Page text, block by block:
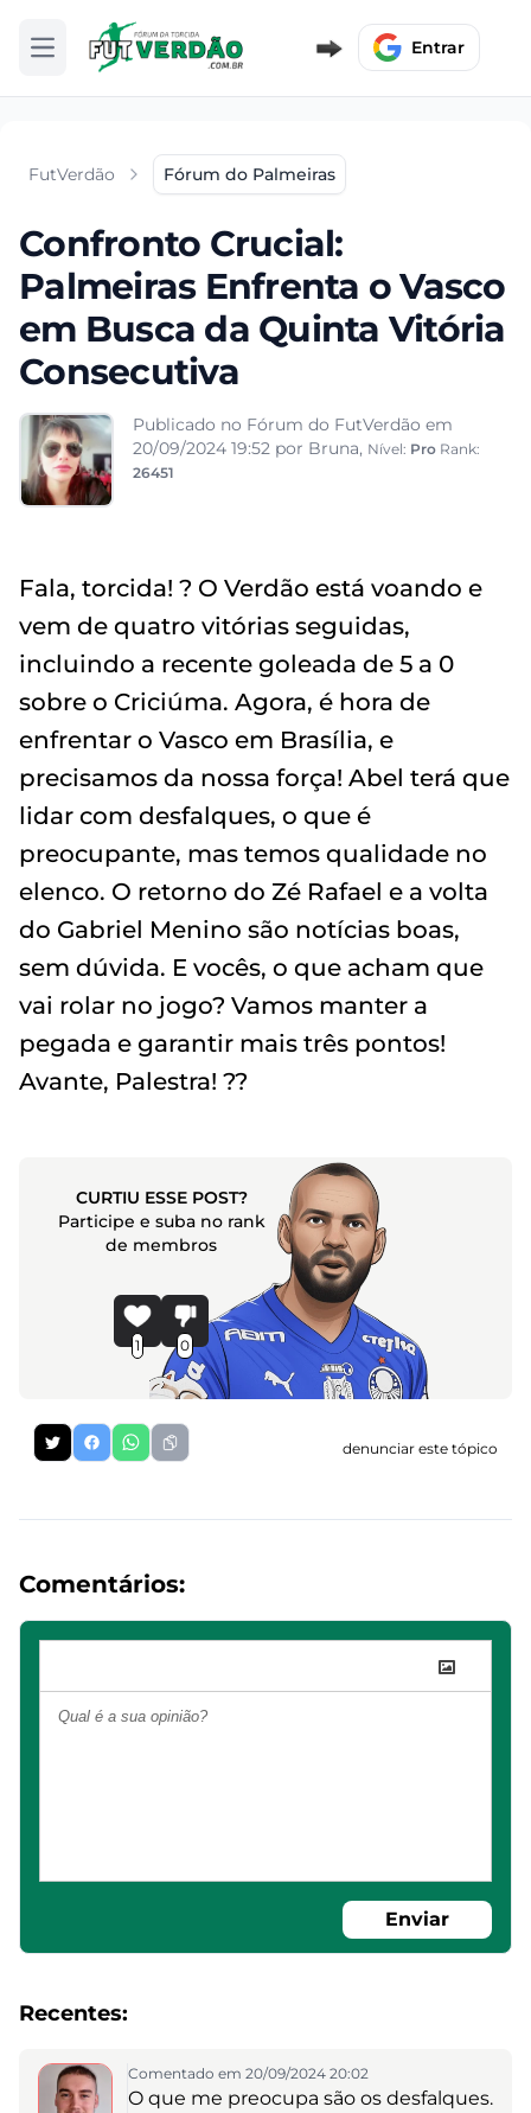
Abrir menu Entrar
FutVerdão Fórum do Palmeiras
Confronto Crucial:
Palmeiras Enfrenta o Vasco
em Busca da Quinta Vitória
Consecutiva
Publicado no Fórum do FutVerdão em
20/09/2024 19:52 por Bruna, Nível: Pro Rank:
26451
Fala, torcida! ? O Verdão está voando e
vem de quatro vitórias seguidas,
incluindo a recente goleada de 5 a 0
sobre o Criciúma. Agora, é hora de
enfrentar o Vasco em Brasília, e
precisamos da nossa força! Abel terá que
lidar com desfalques, o que é
preocupante, mas temos qualidade no
elenco. O retorno do Zé Rafael e a volta
do Gabriel Menino são notícias boas,
sem dúvida. E vocês, o que acham que
vai rolar no jogo? Vamos manter a
pegada e garantir mais três pontos!
Avante, Palestra! ??
CURTIU ESSE POST?
Participe e suba no rank
de membros
1 0
denunciar este tópico
Comentários:
Enviar
Recentes:
Comentado em 20/09/2024 20:02
O que me preocupa são os desfalques.